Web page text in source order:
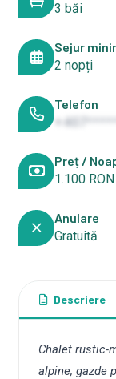
3 băi
Sejur
2 nopți
Telefon
Preț /
1.100 RON
Anulare
Gratuită
Descriere
Chalet rustic-
alpine, gazde